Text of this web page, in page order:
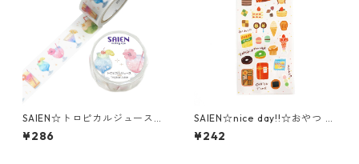
SAIEN☆トロピカルジュース☆
UR-4075☆20ｍｍマスキング
テープ
¥286
SAIEN☆nice day!!☆おやつ Ti
me☆Tomatomayu☆マスキン
グシール☆(J272)
¥242